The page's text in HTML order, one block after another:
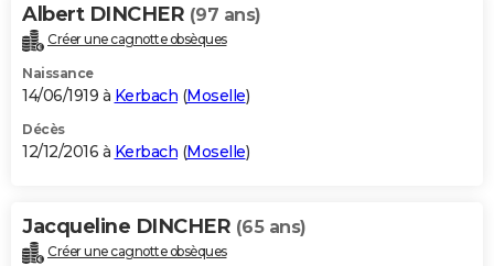
Albert DINCHER (97 ans)
Créer une cagnotte obsèques
Naissance
14/06/1919 à Kerbach (Moselle)
Décès
12/12/2016 à Kerbach (Moselle)
Jacqueline DINCHER (65 ans)
Créer une cagnotte obsèques